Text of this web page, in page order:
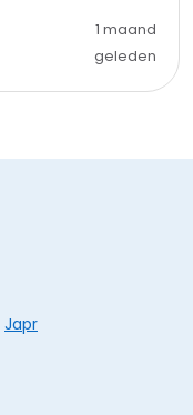
1 maand
geleden
Japr